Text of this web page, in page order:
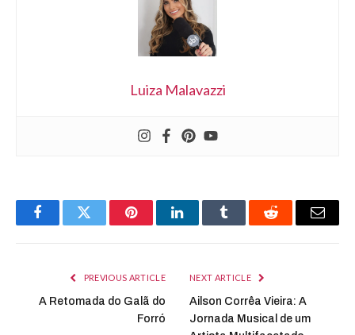
Luiza Malavazzi
FacebookTwitter PinterestLinkedInTumblr Reddit Email
PREVIOUS ARTICLE
A Retomada do Galã do
Forró
NEXT ARTICLE
Ailson Corrêa Vieira: A
Jornada Musical de um